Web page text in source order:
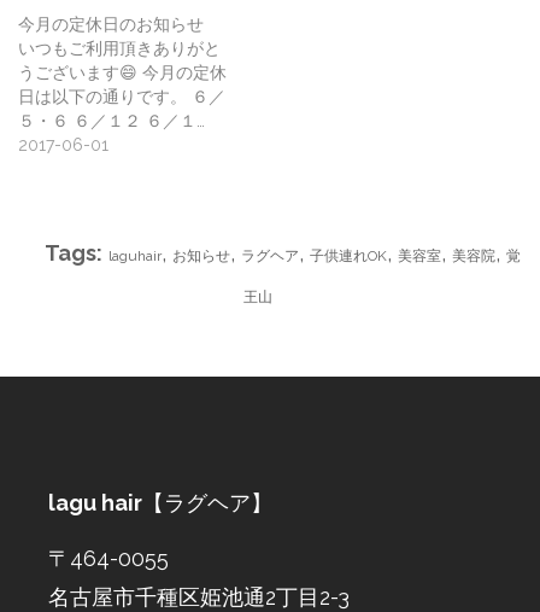
今月の定休日のお知らせ
いつもご利用頂きありがと
うございます😄 今月の定休
日は以下の通りです。 ６／
５・６ ６／１２ ６／１…
2017-06-01
Tags: laguhair, お知らせ, ラグヘア, 子供連れOK, 美容室, 美容院, 覚
王山
lagu hair 【ラグヘア】
〒464-0055
名古屋市千種区姫池通2丁目2-3